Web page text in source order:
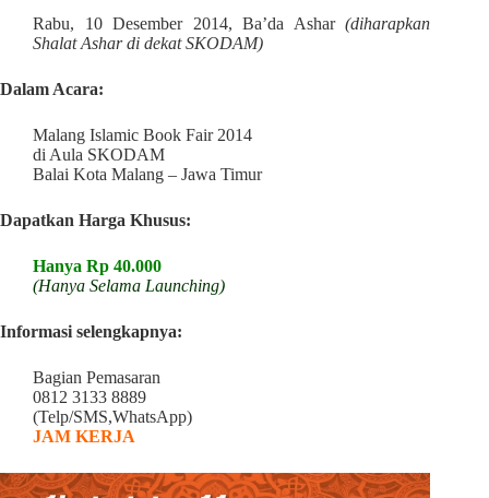
Rabu, 10 Desember 2014, Ba’da Ashar(diharapkan
Shalat Ashar di dekat SKODAM)
Dalam Acara:
Malang Islamic Book Fair 2014
di Aula SKODAM
Balai Kota Malang – Jawa Timur
Dapatkan Harga Khusus:
Hanya Rp 40.000
(Hanya Selama Launching)
Informasi selengkapnya:
Bagian Pemasaran
0812 3133 8889
(Telp/SMS,WhatsApp)
JAM KERJA